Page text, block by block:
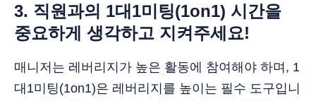
3. 직원과의 1대1미팅(1on1) 시간을
중요하게 생각하고 지켜주세요!
매니저는 레버리지가 높은 활동에 참여해야 하며, 1
대1미팅(1on1)은 레버리지를 높이는 필수 도구입니